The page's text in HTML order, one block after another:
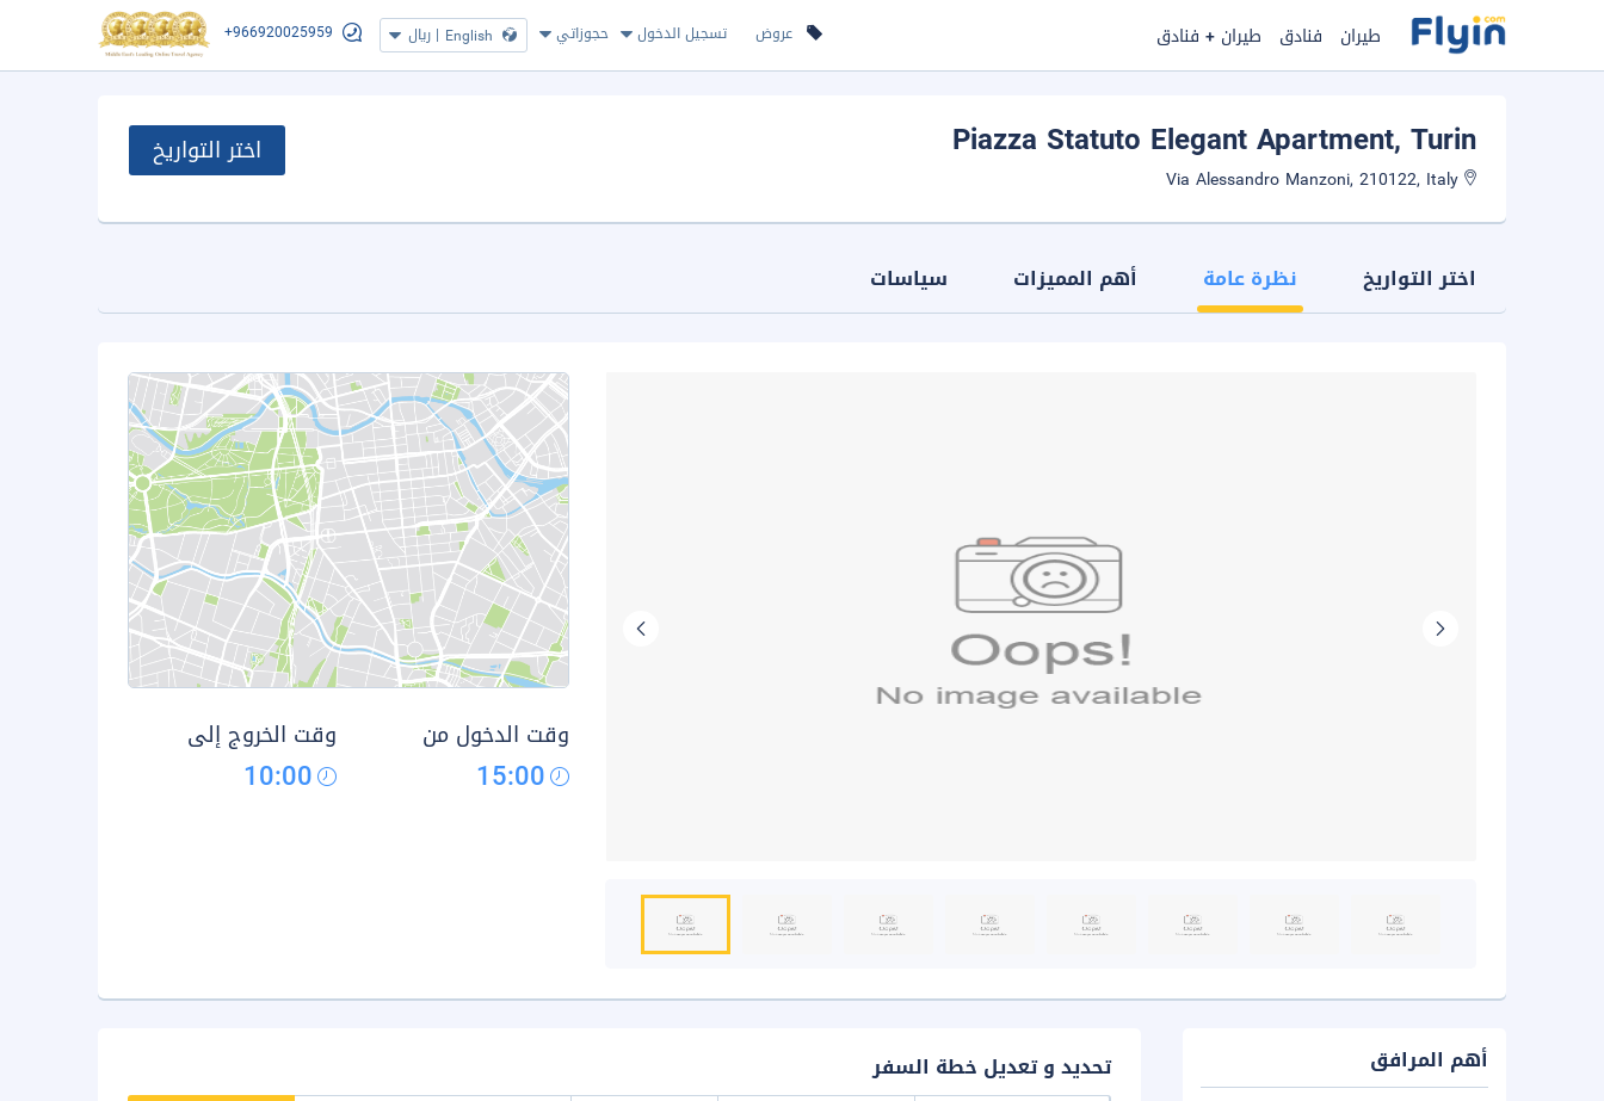
عروض تسجيل الدخول حجوزاتي English
| ريال +966920025959 طيران فنادق طيران + فنادق
Piazza Statuto Elegant Apartment, Turin اختر التواريخ
اختر التواريخ نظرة عامة أهم المميزات سياسات
وقت الدخول من
15:00
وقت الخروج إلى
10:00
تحديد و تعديل خطة السفر
أهم المرافق